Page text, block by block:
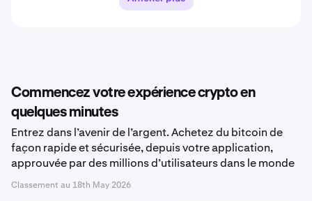
Commencez votre expérience crypto en
quelques minutes
Entrez dans l’avenir de l’argent. Achetez du bitcoin de
façon rapide et sécurisée, depuis votre application,
approuvée par des millions d’utilisateurs dans le monde
Classement au 18th May 2026